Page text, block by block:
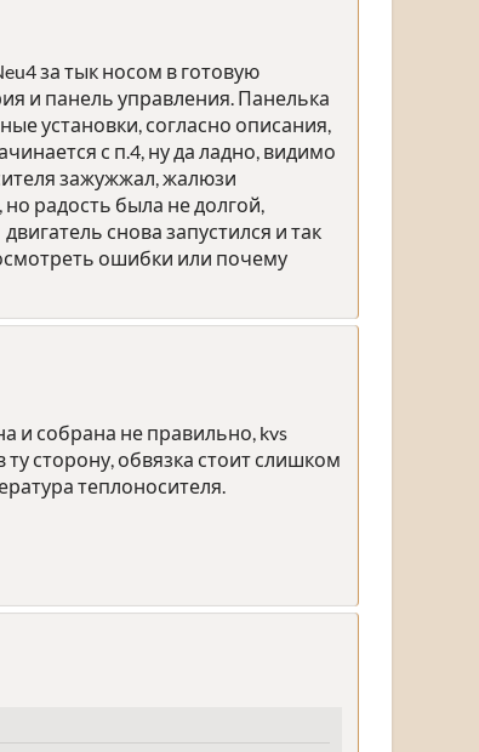
за тык носом в готовую
и панель управления. Панелька
установки, согласно описания,
с п.4, ну да ладно, видимо
зажужжал, жалюзи
радость была не долгой,
снова запустился и так
ошибки или почему
и собрана не правильно, kvs
сторону, обвязка стоит слишком
теплоносителя.